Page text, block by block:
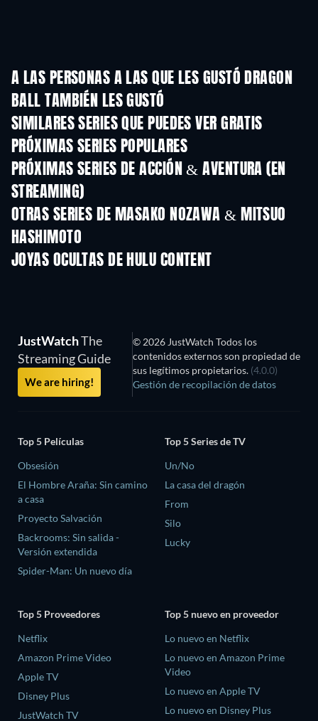
A LAS PERSONAS A LAS QUE LES GUSTÓ DRAGON
BALL TAMBIÉN LES GUSTÓ
SIMILARES SERIES QUE PUEDES VER GRATIS
TV TV
PRÓXIMAS SERIES POPULARES
TV
PRÓXIMAS SERIES DE ACCIÓN & AVENTURA (EN
STREAMING)Temporada 2
OTRAS SERIES DE MASAKO NOZAWA & MITSUO
HASHIMOTO
JOYAS OCULTAS DE HULU CONTENT
TV
JustWatchThe
Streaming Guide
We are hiring!
© 2026 JustWatch Todos los
contenidos externos son propiedad de
sus legítimos propietarios. (4.0.0)
Gestión de recopilación de datos
Top 5 Películas
Obsesión
El Hombre Araña: Sin camino
a casa
Proyecto Salvación
Backrooms: Sin salida -
Versión extendida
Spider-Man: Un nuevo día
Top 5 Series de TV
Un/No
La casa del dragón
From
Silo
Lucky
Top 5 Proveedores
Netflix
Amazon Prime Video
Apple TV
Disney Plus
JustWatch TV
Top 5 nuevo en proveedor
Lo nuevo en Netflix
Lo nuevo en Amazon Prime
Video
Lo nuevo en Apple TV
Lo nuevo en Disney Plus